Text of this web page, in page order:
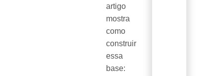
artigo
mostra
como
construir
essa
base: